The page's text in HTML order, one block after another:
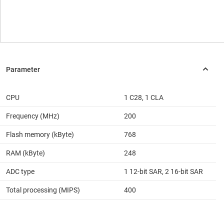
CPU 1 C28, 1 CLA
Frequency (MHz) 200
Flash memory (kByte) 768
RAM (kByte) 248
ADC type 1 12-bit SAR, 2 16-bit SAR
Total processing (MIPS) 400